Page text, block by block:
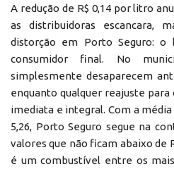
A redução de R$ 0,14 por litro
as distribuidoras escancara,
distorção em Porto Seguro: o
consumidor final. No
simplesmente desaparecem
enquanto qualquer reajuste
imediata e integral. Com a
5,26, Porto Seguro segue na
valores que não ficam abaixo de
é um combustível entre os